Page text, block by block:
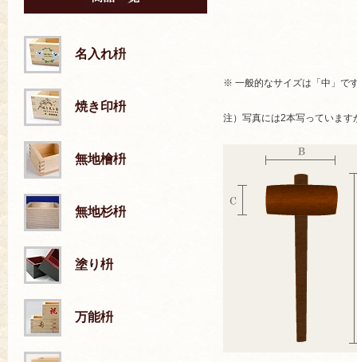
※ 一般的なサイズは「中」で
注）写真には2本写っていま
名入れ枡
焼き印枡
無地檜枡
無地杉枡
塗り枡
万能枡